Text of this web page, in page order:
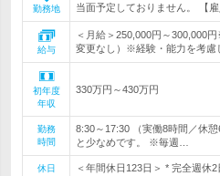
勤務地
当面予定しておりません。 【
給与
＜月給＞250,000円～300,000
変更なし）※経験・能力を考慮
初年度
年収
330万円～430万円
勤務
時間
8:30～17:30 （実働8時間／休
と少なめです。 ※毎週…
休日
＜年間休日123日＞ * 完全週休